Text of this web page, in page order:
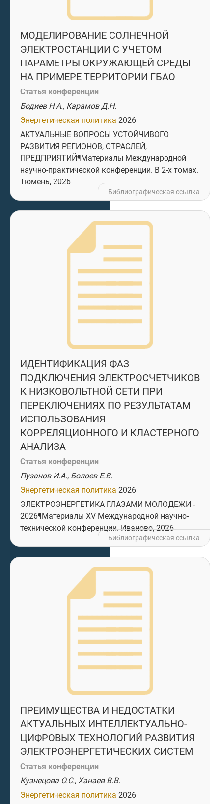
МОДЕЛИРОВАНИЕ СОЛНЕЧНОЙ
ЭЛЕКТРОСТАНЦИИ С УЧЕТОМ
ПАРАМЕТРЫ ОКРУЖАЮЩЕЙ СРЕДЫ
НА ПРИМЕРЕ ТЕРРИТОРИИ ГБАО
Статья конференции
Бодиев Н.А., Карамов Д.Н.
Энергетическая политика 2026
АКТУАЛЬНЫЕ ВОПРОСЫ УСТОЙЧИВОГО
РАЗВИТИЯ РЕГИОНОВ, ОТРАСЛЕЙ,
ПРЕДПРИЯТИЙ¶Материалы Международной
научно-практической конференции. В 2-х томах.
Тюмень, 2026
Библиографическая ссылка
ИДЕНТИФИКАЦИЯ ФАЗ
ПОДКЛЮЧЕНИЯ ЭЛЕКТРОСЧЕТЧИКОВ
К НИЗКОВОЛЬТНОЙ СЕТИ ПРИ
ПЕРЕКЛЮЧЕНИЯХ ПО РЕЗУЛЬТАТАМ
ИСПОЛЬЗОВАНИЯ
КОРРЕЛЯЦИОННОГО И КЛАСТЕРНОГО
АНАЛИЗА
Статья конференции
Пузанов И.А., Болоев Е.В.
Энергетическая политика 2026
ЭЛЕКТРОЭНЕРГЕТИКА ГЛАЗАМИ МОЛОДЕЖИ -
2026¶Материалы XV Международной научно-
технической конференции. Иваново, 2026
Библиографическая ссылка
ПРЕИМУЩЕСТВА И НЕДОСТАТКИ
АКТУАЛЬНЫХ ИНТЕЛЛЕКТУАЛЬНО-
ЦИФРОВЫХ ТЕХНОЛОГИЙ РАЗВИТИЯ
ЭЛЕКТРОЭНЕРГЕТИЧЕСКИХ СИСТЕМ
Статья конференции
Кузнецова О.С., Ханаев В.В.
Энергетическая политика 2026